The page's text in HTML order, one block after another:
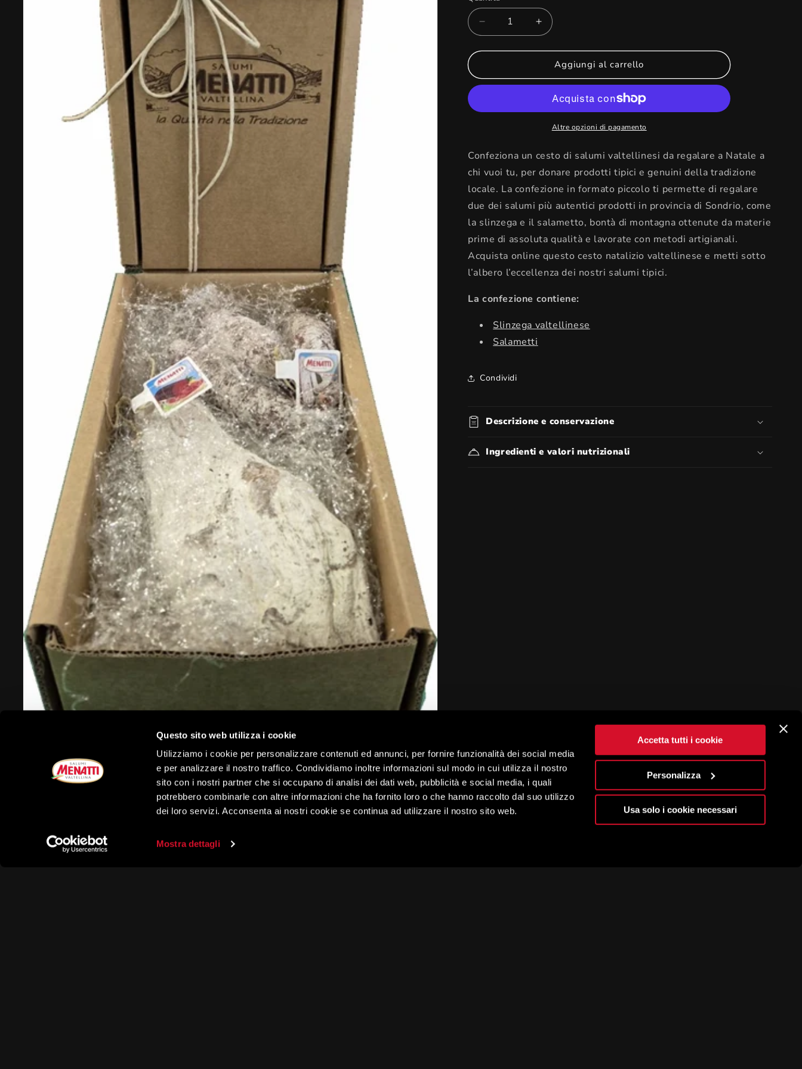
Questo sito web utilizza i cookie
Utilizziamo i cookie per personalizzare contenuti ed annunci, per fornire funzionalità dei social media
e per analizzare il nostro traffico. Condividiamo inoltre informazioni sul modo in cui utilizza il nostro
sito con i nostri partner che si occupano di analisi dei dati web, pubblicità e social media, i quali
potrebbero combinarle con altre informazioni che ha fornito loro o che hanno raccolto dal suo utilizzo
dei loro servizi. Acconsenta ai nostri cookie se continua ad utilizzare il nostro sito web.
Mostra dettagli
Accetta tutti i cookie
Personalizza
Usa solo i cookie necessari
Diminuisci
quantità
per
regalo
Valtellina
Aumenta
quantità
per
Confezione
regalo
Salumi
Valtellina
Aggiungi al carrello
Altre opzioni di pagamento
Confeziona un cesto di salumi valtellinesi da regalare a Natale a
chi vuoi tu, per donare prodotti tipici e genuini della tradizione
locale. La confezione in formato piccolo ti permette di regalare
due dei salumi più autentici prodotti in provincia di Sondrio, come
la slinzega e il salametto, bontà di montagna ottenute da materie
prime di assoluta qualità e lavorate con metodi artigianali.
Acquista online questo cesto natalizio valtellinese e metti sotto
l’albero l’eccellenza dei nostri salumi tipici.
La confezione contiene:
Slinzega valtellinese
Salametti
Condividi
Descrizione e conservazione
Ingredienti e valori nutrizionali